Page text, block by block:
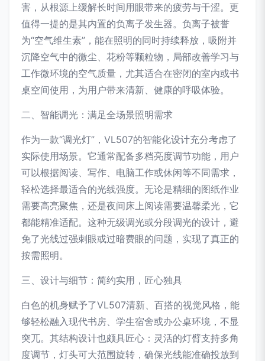
害，从根源上缓解长时间用眼带来的疲劳与干涩。更
值得一提的是其内置的负离子发生器。负离子被誉
为“空气维生素”，能在照明的同时持续释放，吸附并
沉降空气中的微尘、花粉等颗粒物，局部改善学习与
工作微环境的空气质量，尤其适合在密闭的室内或书
桌空间使用，为用户带来清新、健康的呼吸体验。
二、智能调光：满足全场景照明需求
作为一款“调光灯”，VL507的智能化设计充分考虑了
实际使用场景。它通常配备多档亮度调节功能，用户
可以根据阅读、写作、电脑工作或休闲等不同需求，
轻松选择最适合的光线强度。无论是精细的图纸作业
需要高亮聚焦，还是夜间床上阅读需要温馨柔光，它
都能精准适配。这种无级调光或分段调光的设计，避
免了光线过强刺眼或过暗费眼的问题，实现了真正的
按需照明。
三、设计与细节：简约实用，匠心独具
白色的机身赋予了VL507清新、百搭的视觉风格，能
够轻松融入现代书房、学生宿舍或办公桌环境，不显
突兀。其结构设计也颇具匠心：灵活的灯臂支持多角
度调节，灯头可大范围旋转，确保光线能准确投放到